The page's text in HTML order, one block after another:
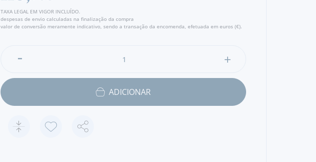
TAXA LEGAL EM VIGOR INCLUÍDO.
despesas de envio calculadas na finalização da compra
valor de conversão meramente indicativo, sendo a transação da encomenda, efetuada em euros (€).
ADICIONAR